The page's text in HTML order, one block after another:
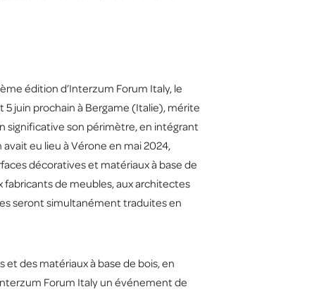
édition d’Interzum Forum Italy, le
5 juin prochain à Bergame (Italie), mérite
significative son périmètre, en intégrant
eu lieu à Vérone en mai 2024,
décoratives et matériaux à base de
de meubles, aux architectes
seront simultanément traduites en
des matériaux à base de bois, en
Forum Italy un événement de